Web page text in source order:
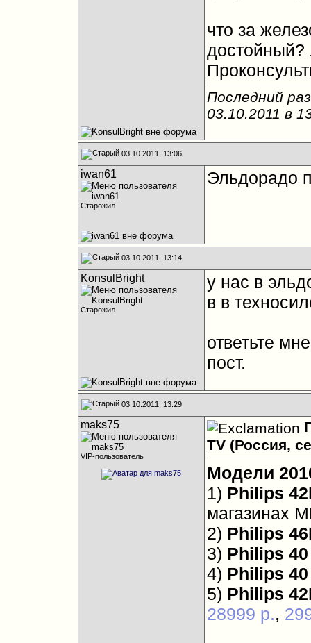
что за
Последний
03.10.2011 в
03.10.2011, 13:06
iwan61
Старожил
Эльдорадо
03.10.2011, 13:14
KonsulBright
Старожил
у нас в
в в
ответьте
пост.
03.10.2011, 13:29
maks75
VIP-пользователь
TV (Россия,
Модели
1) Philips
магазинах
2) Philips
3) Philips 40
4) Philips 40
5) Philips
28999 р.,